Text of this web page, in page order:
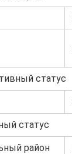
статус
статус
район